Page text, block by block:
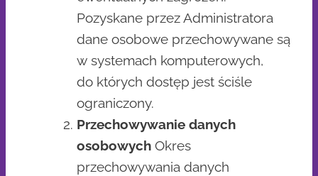
Pozyskane przez Administratora
dane osobowe przechowywane są
w systemach komputerowych,
do których dostęp jest ściśle
ograniczony.
Przechowywanie danych
osobowych Okres
przechowywania danych